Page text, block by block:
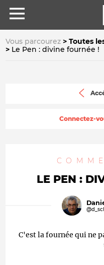
Vous parcourez
Toutes
Le Pen : divine fournée !
Connectez-
LE PEN :
C'est la fournée qui ne